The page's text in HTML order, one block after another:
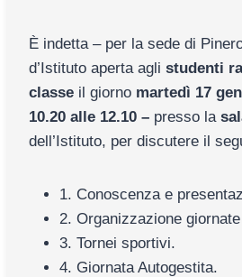
È indetta – per la sede di
d’Istituto aperta agli studenti
classe il giorno martedì 17
10.20 alle 12.10 – presso la
dell’Istituto, per discutere il
1. Conoscenza e
2. Organizzazione
3. Tornei sportivi.
4. Giornata Autogestita.